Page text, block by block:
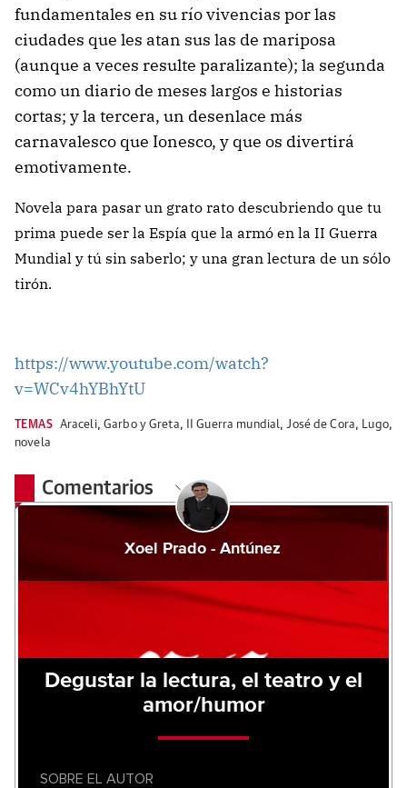
fundamentales en su río vivencias por las
ciudades que les atan sus las de mariposa
(aunque a veces resulte paralizante); la segunda
como un diario de meses largos e historias
cortas; y la tercera, un desenlace más
carnavalesco que Ionesco, y que os divertirá
emotivamente.
Novela para pasar un grato rato descubriendo que tu
prima puede ser la Espía que la armó en la II Guerra
Mundial y tú sin saberlo; y una gran lectura de un sólo
tirón.
https://www.youtube.com/watch?
v=WCv4hYBhYtU
TEMAS Araceli, Garbo y Greta, II Guerra mundial,José de Cora, Lugo,
novela
Comentarios
Xoel Prado - Antúnez
Degustar la lectura, el teatro y el
amor/humor
SOBRE EL AUTOR